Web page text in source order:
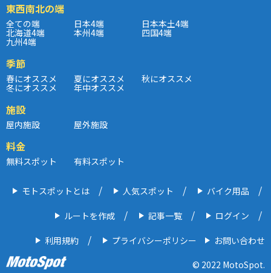
東西南北の端
全ての端 日本4端 日本本土4端
北海道4端 本州4端 四国4端
九州4端
季節
春にオススメ 夏にオススメ 秋にオススメ
冬にオススメ 年中オススメ
施設
屋内施設 屋外施設
料金
無料スポット 有料スポット
モトスポットとは 人気スポット バイク用品
ルートを作成 記事一覧 ログイン
利用規約 プライバシーポリシー
お問い合わせ
© 2022 MotoSpot.